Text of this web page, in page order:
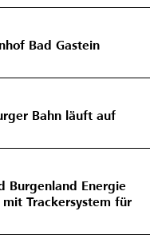
Bad Gastein
Bahn läuft auf
Burgenland Energie
Trackersystem für